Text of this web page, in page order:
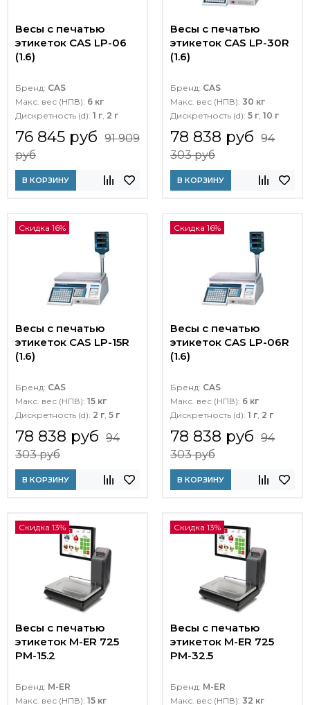
Весы с печатью
этикеток CAS LP-06
(1.6)
Бренд: CAS
Макс. вес (НПВ): 6 кг
Дискретность (d): 1 г, 2 г
76 845 руб 91 909
руб
В КОРЗИНУ
Весы с печатью
этикеток CAS LP-30R
(1.6)
Бренд: CAS
Макс. вес (НПВ): 30 кг
Дискретность (d): 5 г, 10 г
78 838 руб 94
303 руб
В КОРЗИНУ
Скидка 16%
Весы с печатью
этикеток CAS LP-15R
(1.6)
Бренд: CAS
Макс. вес (НПВ): 15 кг
Дискретность (d): 2 г, 5 г
78 838 руб 94
303 руб
В КОРЗИНУ
Скидка 16%
Весы с печатью
этикеток CAS LP-06R
(1.6)
Бренд: CAS
Макс. вес (НПВ): 6 кг
Дискретность (d): 1 г, 2 г
78 838 руб 94
303 руб
В КОРЗИНУ
Скидка 13%
Весы с печатью
этикеток M-ER 725
PM-15.2
Бренд: M-ER
Макс. вес (НПВ): 15 кг
Скидка 13%
Весы с печатью
этикеток M-ER 725
PM-32.5
Бренд: M-ER
Макс. вес (НПВ): 32 кг